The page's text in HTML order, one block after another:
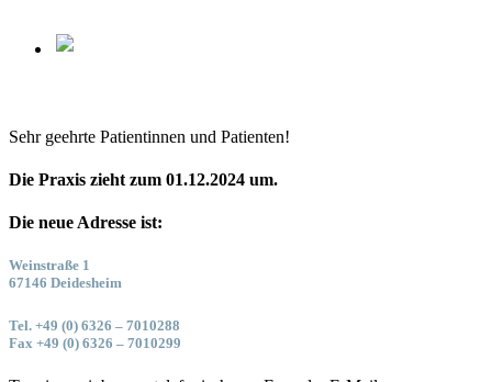
Sehr geehrte Patientinnen und Patienten!
Die Praxis zieht zum 01.12.2024 um.
Die neue Adresse ist:
Weinstraße 1
67146 Deidesheim
Tel. +49 (0) 6326 – 7010288
Fax +49 (0) 6326 – 7010299